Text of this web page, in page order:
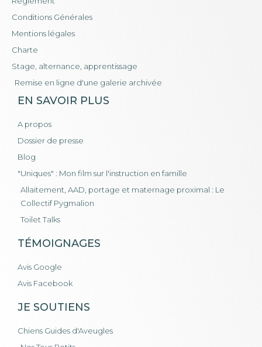
Conditions Générales
Mentions légales
Charte
Stage, alternance, apprentissage
Remise en ligne d'une galerie archivée
EN SAVOIR PLUS
A propos
Dossier de presse
Blog
"Uniques" : Mon film sur l'instruction en famille
Allaitement, AAD, portage et maternage proximal : Le
Collectif Pygmalion
Toilet Talks
TÉMOIGNAGES
Avis Google
Avis Facebook
JE SOUTIENS
Chiens Guides d'Aveugles